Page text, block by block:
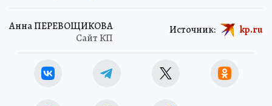
Анна ПЕРЕВОЩИКОВА
Сайт КП
Источник: kp.ru